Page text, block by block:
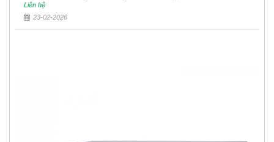
EX4400
Liên hệ
23-02-2026